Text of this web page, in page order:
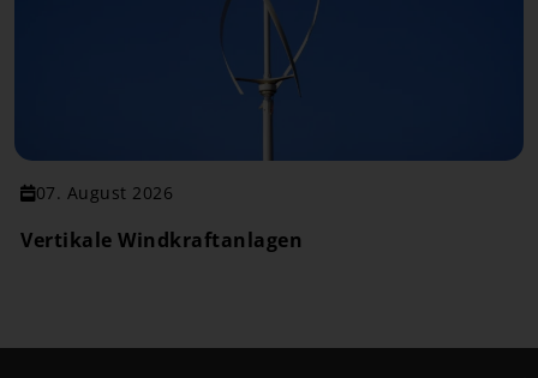
07. August 2026
Vertikale Windkraftanlagen